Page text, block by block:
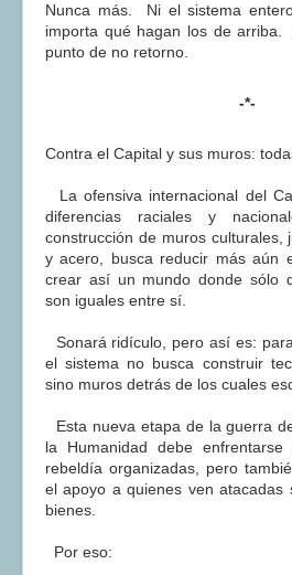
Nunca más. Ni el sistema
importa qué hagan los de
punto de no retorno.
-*-
Contra el Capital y sus muros:
La ofensiva internacional del
diferencias raciales y
construcción de muros culturales,
y acero, busca reducir más aún
crear así un mundo donde sólo
son iguales entre sí.
Sonará ridículo, pero así es:
el sistema no busca construir
sino muros detrás de los cuales
Esta nueva etapa de la guerra
la Humanidad debe
rebeldía organizadas, pero
el apoyo a quienes ven atacadas
bienes.
Por eso: